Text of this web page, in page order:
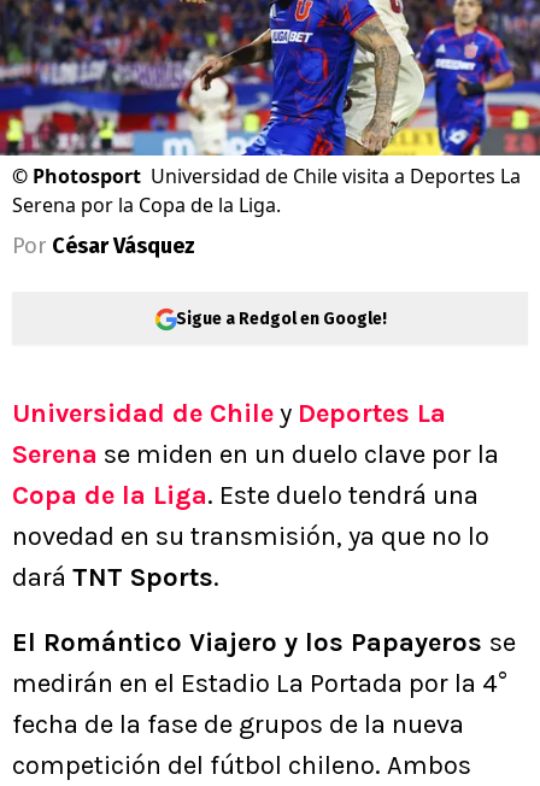
© Photosport Universidad de Chile visita a Deportes La
Serena por la Copa de la Liga.
Por César Vásquez
Sigue a Redgol en Google!
Universidad de Chiley Deportes La
Serena se miden en un duelo clave por la
Copa de la Liga. Este duelo tendrá una
novedad en su transmisión, ya que no lo
dará TNT Sports.
El Romántico Viajero y los Papayeros se
medirán en el Estadio La Portada por la 4°
fecha de la fase de grupos de la nueva
competición del fútbol chileno. Ambos